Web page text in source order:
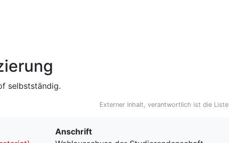
selbstständig.
Externer Inhalt, verantwortlich ist die Liste
Anschrift